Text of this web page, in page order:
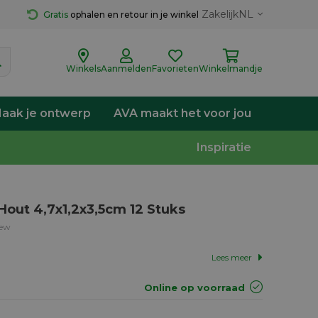
Gratis ophalen en retour in je winkel ZakelijkNL
WinkelsAanmeldenFavorietenWinkelmandje
je ontwerp AVA maakt het voor jou
Inspiratie
4,7x1,2x3,5cm 12 Stuks
Lees meer
Online op voorraad